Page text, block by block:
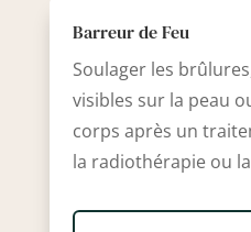
Barreur de Feu
Soulager les
visibles sur la peau
corps après un
la radiothérapie ou